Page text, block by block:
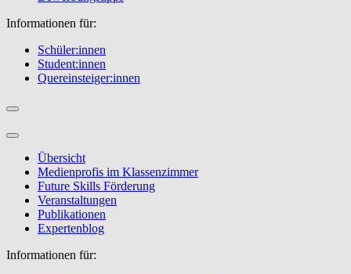
Informationen für:
Schüler:innen
Student:innen
Quereinsteiger:innen
Übersicht
Medienprofis im Klassenzimmer
Future Skills Förderung
Veranstaltungen
Publikationen
Expertenblog
Informationen für: